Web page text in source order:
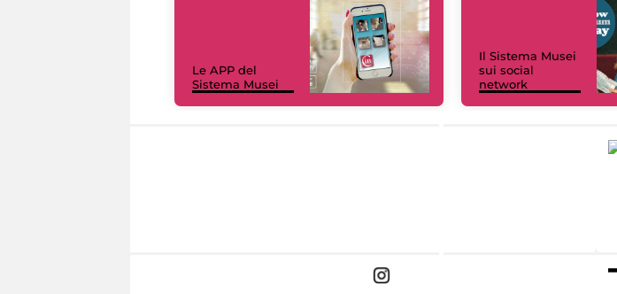
Le APP del
Sistema Musei
Il Sistema Musei
sui social
network